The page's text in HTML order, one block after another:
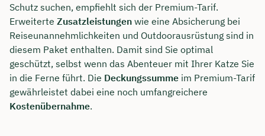
Schutz suchen, empfiehlt sich der Premium-Tarif.
Erweiterte Zusatzleistungen wie eine Absicherung bei
Reiseunannehmlichkeiten und Outdoorausrüstung sind in
diesem Paket enthalten. Damit sind Sie optimal
geschützt, selbst wenn das Abenteuer mit Ihrer Katze Sie
in die Ferne führt. Die Deckungssumme im Premium-Tarif
gewährleistet dabei eine noch umfangreichere
Kostenübernahme.